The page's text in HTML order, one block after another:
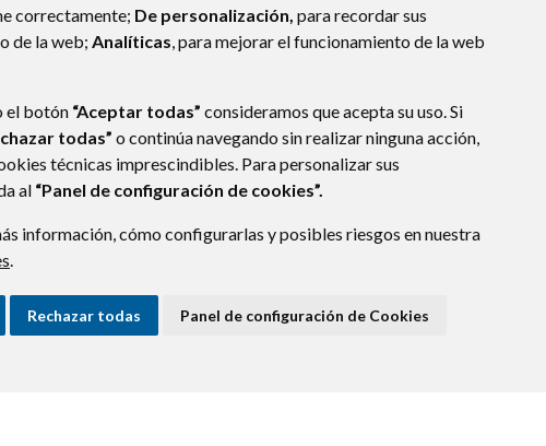
correctamente; De personalización, para recordar sus
de la web; Analíticas, para mejorar el funcionamiento de la web
el botón “Aceptar todas” consideramos que acepta su uso. Si
todas” o continúa navegando sin realizar ninguna acción,
técnicas imprescindibles. Para personalizar sus
al “Panel de configuración de cookies”.
información, cómo configurarlas y posibles riesgos en nuestra
.
Rechazar todas Panel de configuración de Cookies